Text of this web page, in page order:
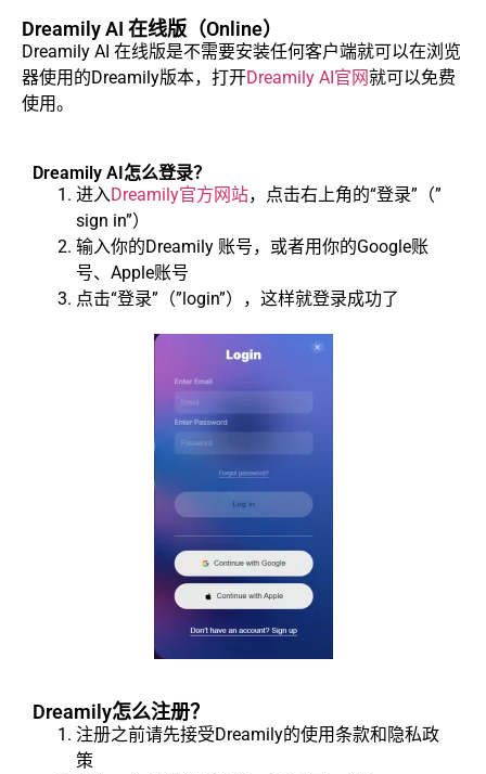
Dreamily AI 在线版（Online）
Dreamily AI 在线版是不需要安装任何客户端就可以在浏览
器使用的Dreamily版本，打开Dreamily AI官网就可以免费
使用。
Dreamily AI怎么登录？
进入Dreamily官方网站，点击右上角的“登录”（”
sign in”）
输入你的Dreamily 账号，或者用你的Google账
号、Apple账号
点击“登录”（”login”），这样就登录成功了
Dreamily怎么注册？
注册之前请先接受Dreamily的使用条款和隐私政
策